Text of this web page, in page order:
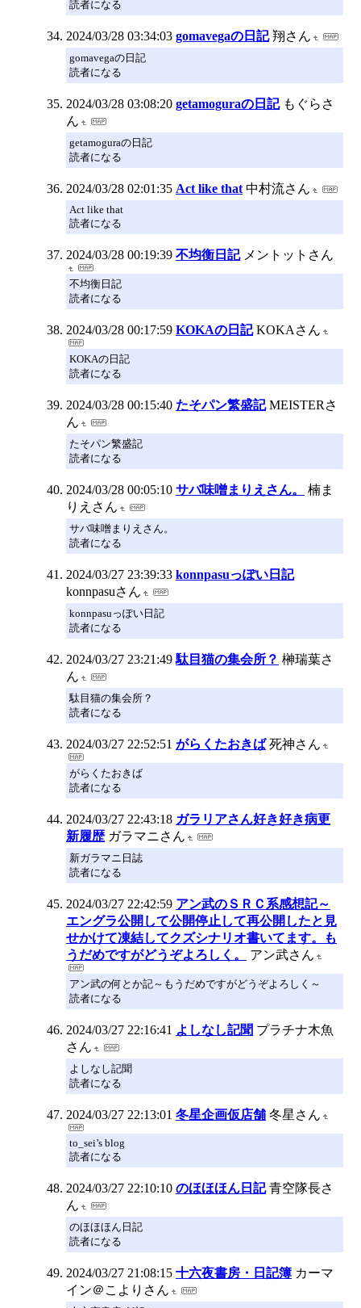
読者になる
2024/03/28 03:34:03 gomavegaの日記 翔さん
gomavegaの日記
読者になる
2024/03/28 03:08:20 getamoguraの日記 もぐらさ
ん
getamoguraの日記
読者になる
2024/03/28 02:01:35 Act like that 中村流さん
Act like that
読者になる
2024/03/28 00:19:39 不均衡日記 メントットさん
不均衡日記
読者になる
2024/03/28 00:17:59 KOKAの日記 KOKAさん
KOKAの日記
読者になる
2024/03/28 00:15:40 たそパン繁盛記 MEISTERさ
ん
たそパン繁盛記
読者になる
2024/03/28 00:05:10 サバ味噌まりえさん。
楠ま
りえさん
サバ味噌まりえさん。
読者になる
2024/03/27 23:39:33 konnpasuっぽい日記
konnpasuさん
konnpasuっぽい日記
読者になる
2024/03/27 23:21:49 駄目猫の集会所？ 榊瑞葉さ
ん
駄目猫の集会所？
読者になる
2024/03/27 22:52:51 がらくたおきば 死神さん
がらくたおきば
読者になる
2024/03/27 22:43:18 ガラリアさん好き好き病更
新履歴 ガラマニさん
新ガラマニ日誌
読者になる
2024/03/27 22:42:59 アン武のＳＲＣ系感想記～
エングラ公開して公開停止して再公開したと見
せかけて凍結してクズシナリオ書いてます。も
うだめですがどうぞよろしく。
アン武さん
アン武の何とか記～もうだめですがどうぞよろしく～
読者になる
2024/03/27 22:16:41 よしなし記聞 プラチナ木魚
さん
よしなし記聞
読者になる
2024/03/27 22:13:01 冬星企画仮店舗 冬星さん
to_sei’s blog
読者になる
2024/03/27 22:10:10 のほほほん日記 青空隊長さ
ん
のほほほん日記
読者になる
2024/03/27 21:08:15 十六夜書房・日記簿 カーマ
イン＠こよりさん